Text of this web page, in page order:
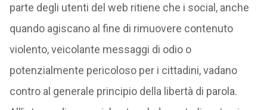
parte degli utenti del web ritiene che i social, anche
quando agiscano al fine di rimuovere contenuto
violento, veicolante messaggi di odio o
potenzialmente pericoloso per i cittadini, vadano
contro al generale principio della libertà di parola.